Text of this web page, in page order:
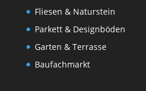
Fliesen & Naturstein
Parkett & Designböden
Garten & Terrasse
Baufachmarkt